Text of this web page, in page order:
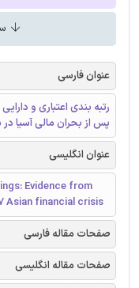
عنوان فارسی
رتبه بندی اعتباری و
پس از بحران مالی آسیا در سال
عنوان انگلیسی
Evidence from
Asian financial crisis
صفحات مقاله فارسی
صفحات مقاله انگلیسی